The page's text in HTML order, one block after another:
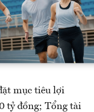
mục tiêu lợi
tỷ đồng; Tổng tài